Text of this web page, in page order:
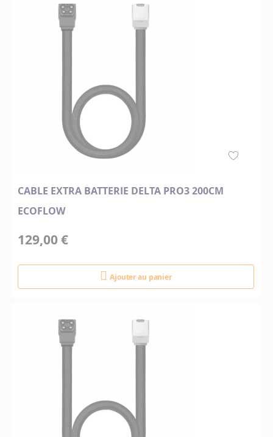
CABLE EXTRA BATTERIE DELTA PRO3 200CM
ECOFLOW
129,00 €
Ajouter au panier